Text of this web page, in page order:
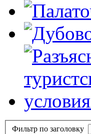
Фильтр по заголовку